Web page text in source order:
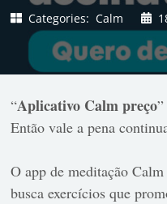
Categories: Calm
“Aplicativo Calm preço
Então vale a pena
O app de meditação
busca exercícios que